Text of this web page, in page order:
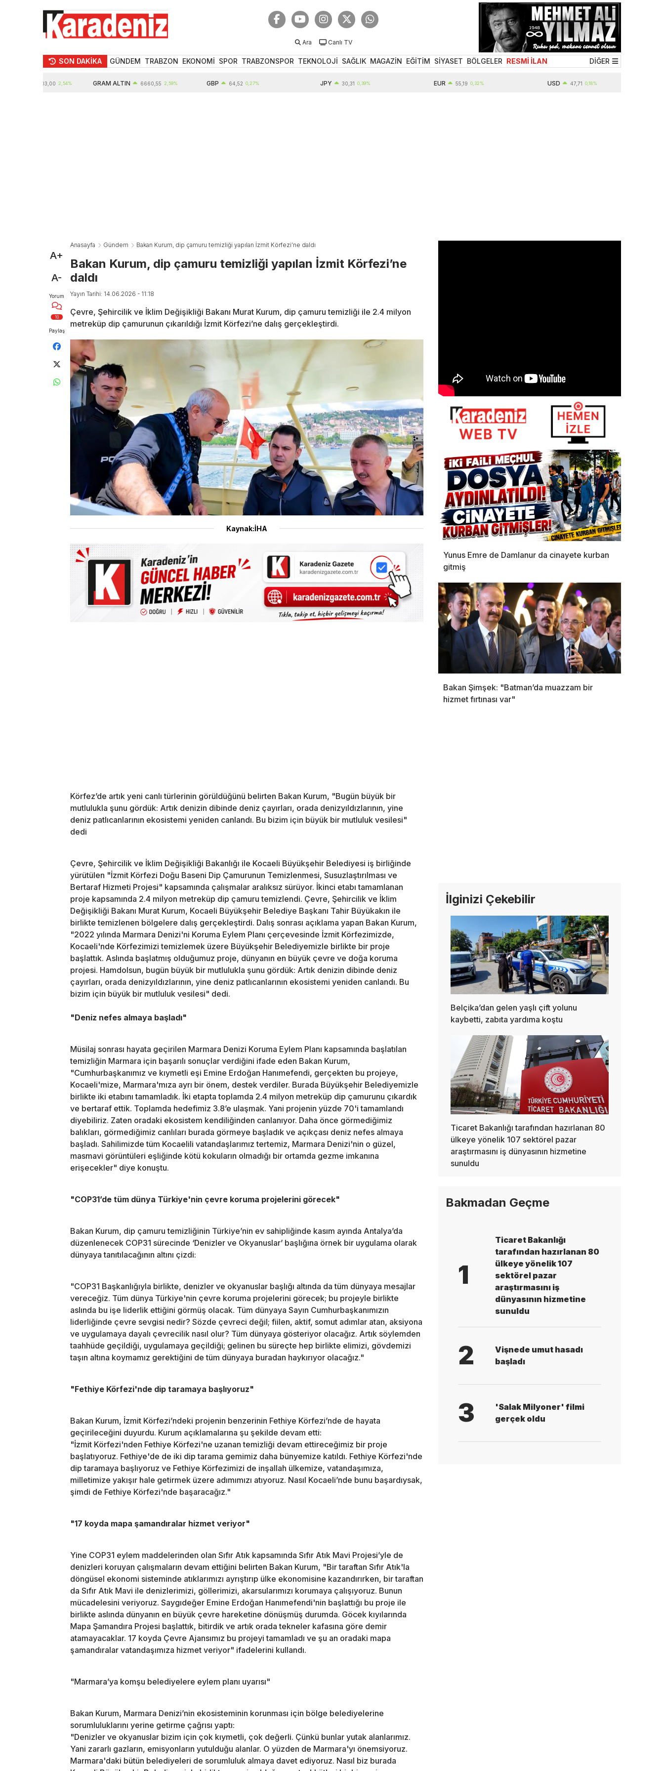
Ara Canlı TV
SON DAKİKA GÜNDEM TRABZON EKONOMİ SPOR TRABZONSPOR TEKNOLOJİ SAĞLIK MAGAZİN EĞİTİM SİYASET BÖLGELER RESMİ İLAN DİĞER
2,54% GRAM ALTIN 6660,55 2,59% 64,52 0,27% 30,31 0,39% 55,19 0,32% 47,71 0,18%
A+
A-
Yorum
10
Paylaş
Anasayfa Gündem Bakan Kurum, dip çamuru temizliği yapılan İzmit Körfezi’ne daldı
Bakan Kurum, dip çamuru temizliği yapılan İzmit Körfezi’ne
daldı
Yayın Tarihi: 14.06.2026 - 11:18
Çevre, Şehircilik ve İklim Değişikliği Bakanı Murat Kurum, dip çamuru temizliği ile 2.4 milyon
metreküp dip çamurunun çıkarıldığı İzmit Körfezi’ne dalış gerçekleştirdi.
Kaynak:İHA
Körfez’de artık yeni canlı türlerinin görüldüğünü belirten Bakan Kurum, "Bugün büyük bir
mutlulukla şunu gördük: Artık denizin dibinde deniz çayırları, orada denizyıldızlarının, yine
deniz patlıcanlarının ekosistemi yeniden canlandı. Bu bizim için büyük bir mutluluk vesilesi"
dedi
Çevre, Şehircilik ve İklim Değişikliği Bakanlığı ile Kocaeli Büyükşehir Belediyesi iş birliğinde
yürütülen "İzmit Körfezi Doğu Baseni Dip Çamurunun Temizlenmesi, Susuzlaştırılması ve
Bertaraf Hizmeti Projesi" kapsamında çalışmalar aralıksız sürüyor. İkinci etabı tamamlanan
proje kapsamında 2.4 milyon metreküp dip çamuru temizlendi. Çevre, Şehircilik ve İklim
Değişikliği Bakanı Murat Kurum, Kocaeli Büyükşehir Belediye Başkanı Tahir Büyükakın ile
birlikte temizlenen bölgelere dalış gerçekleştirdi. Dalış sonrası açıklama yapan Bakan Kurum,
"2022 yılında Marmara Denizi'ni Koruma Eylem Planı çerçevesinde İzmit Körfezimizde,
Kocaeli'nde Körfezimizi temizlemek üzere Büyükşehir Belediyemizle birlikte bir proje
başlattık. Aslında başlatmış olduğumuz proje, dünyanın en büyük çevre ve doğa koruma
projesi. Hamdolsun, bugün büyük bir mutlulukla şunu gördük: Artık denizin dibinde deniz
çayırları, orada denizyıldızlarının, yine deniz patlıcanlarının ekosistemi yeniden canlandı. Bu
bizim için büyük bir mutluluk vesilesi" dedi.
"Deniz nefes almaya başladı"
Müsilaj sonrası hayata geçirilen Marmara Denizi Koruma Eylem Planı kapsamında başlatılan
temizliğin Marmara için başarılı sonuçlar verdiğini ifade eden Bakan Kurum,
"Cumhurbaşkanımız ve kıymetli eşi Emine Erdoğan Hanımefendi, gerçekten bu projeye,
Kocaeli'mize, Marmara'mıza ayrı bir önem, destek verdiler. Burada Büyükşehir Belediyemizle
birlikte iki etabını tamamladık. İki etapta toplamda 2.4 milyon metreküp dip çamurunu çıkardık
ve bertaraf ettik. Toplamda hedefimiz 3.8’e ulaşmak. Yani projenin yüzde 70'i tamamlandı
diyebiliriz. Zaten oradaki ekosistem kendiliğinden canlanıyor. Daha önce görmediğimiz
balıkları, görmediğimiz canlıları burada görmeye başladık ve açıkçası deniz nefes almaya
başladı. Sahilimizde tüm Kocaelili vatandaşlarımız tertemiz, Marmara Denizi'nin o güzel,
masmavi görüntüleri eşliğinde kötü kokuların olmadığı bir ortamda gezme imkanına
erişecekler" diye konuştu.
"COP31’de tüm dünya Türkiye'nin çevre koruma projelerini görecek"
Bakan Kurum, dip çamuru temizliğinin Türkiye’nin ev sahipliğinde kasım ayında Antalya’da
düzenlenecek COP31 sürecinde ‘Denizler ve Okyanuslar’ başlığına örnek bir uygulama olarak
dünyaya tanıtılacağının altını çizdi:
"COP31 Başkanlığıyla birlikte, denizler ve okyanuslar başlığı altında da tüm dünyaya mesajlar
vereceğiz. Tüm dünya Türkiye'nin çevre koruma projelerini görecek; bu projeyle birlikte
aslında bu işe liderlik ettiğini görmüş olacak. Tüm dünyaya Sayın Cumhurbaşkanımızın
liderliğinde çevre sevgisi nedir? Sözde çevreci değil; fiilen, aktif, somut adımlar atan, aksiyona
ve uygulamaya dayalı çevrecilik nasıl olur? Tüm dünyaya gösteriyor olacağız. Artık söylemden
taahhüde geçildiği, uygulamaya geçildiği; gelinen bu süreçte hep birlikte elimizi, gövdemizi
taşın altına koymamız gerektiğini de tüm dünyaya buradan haykırıyor olacağız."
"Fethiye Körfezi'nde dip taramaya başlıyoruz"
Bakan Kurum, İzmit Körfezi’ndeki projenin benzerinin Fethiye Körfezi’nde de hayata
geçirileceğini duyurdu. Kurum açıklamalarına şu şekilde devam etti:
"İzmit Körfezi'nden Fethiye Körfezi'ne uzanan temizliği devam ettireceğimiz bir proje
başlatıyoruz. Fethiye'de de iki dip tarama gemimiz daha bünyemize katıldı. Fethiye Körfezi'nde
dip taramaya başlıyoruz ve Fethiye Körfezimizi de inşallah ülkemize, vatandaşımıza,
milletimize yakışır hale getirmek üzere adımımızı atıyoruz. Nasıl Kocaeli’nde bunu başardıysak,
şimdi de Fethiye Körfezi'nde başaracağız."
"17 koyda mapa şamandıralar hizmet veriyor"
Yine COP31 eylem maddelerinden olan Sıfır Atık kapsamında Sıfır Atık Mavi Projesi’yle de
denizleri koruyan çalışmaların devam ettiğini belirten Bakan Kurum, "Bir taraftan Sıfır Atık'la
döngüsel ekonomi sisteminde atıklarımızı ayrıştırıp ülke ekonomisine kazandırırken, bir taraftan
da Sıfır Atık Mavi ile denizlerimizi, göllerimizi, akarsularımızı korumaya çalışıyoruz. Bunun
mücadelesini veriyoruz. Saygıdeğer Emine Erdoğan Hanımefendi'nin başlattığı bu proje ile
birlikte aslında dünyanın en büyük çevre hareketine dönüşmüş durumda. Göcek kıyılarında
Mapa Şamandıra Projesi başlattık, bitirdik ve artık orada tekneler kafasına göre demir
atamayacaklar. 17 koyda Çevre Ajansımız bu projeyi tamamladı ve şu an oradaki mapa
şamandıralar vatandaşımıza hizmet veriyor" ifadelerini kullandı.
"Marmara’ya komşu belediyelere eylem planı uyarısı"
Bakan Kurum, Marmara Denizi’nin ekosisteminin korunması için bölge belediyelerine
sorumluluklarını yerine getirme çağrısı yaptı:
"Denizler ve okyanuslar bizim için çok kıymetli, çok değerli. Çünkü bunlar yutak alanlarımız.
Yani zararlı gazların, emisyonların yutulduğu alanlar. O yüzden de Marmara'yı önemsiyoruz.
Marmara'daki bütün belediyeleri de sorumluluk almaya davet ediyoruz. Nasıl biz burada
Yunus Emre de Damlanur da cinayete kurban
gitmiş
Bakan Şimşek: "Batman’da muazzam bir
hizmet fırtınası var"
İlginizi Çekebilir
Belçika’dan gelen yaşlı çift yolunu
kaybetti, zabıta yardıma koştu
Ticaret Bakanlığı tarafından hazırlanan 80
ülkeye yönelik 107 sektörel pazar
araştırmasını iş dünyasının hizmetine
sunuldu
Bakmadan Geçme
1
Ticaret Bakanlığı
tarafından hazırlanan 80
ülkeye yönelik 107
sektörel pazar
araştırmasını iş
dünyasının hizmetine
sunuldu
2
Vişnede umut hasadı
başladı
3
'Salak Milyoner' filmi
gerçek oldu